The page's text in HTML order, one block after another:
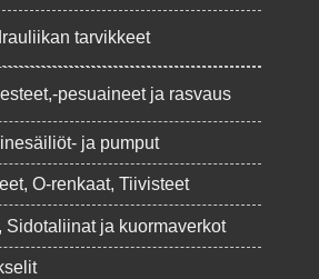
tarvikkeet
pesuaineet ja rasvaus
ja pumput
O-renkaat, Tiivisteet
Sidotaliinat ja kuormaverkot